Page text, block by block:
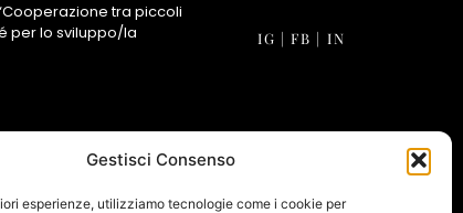
Gestisci Consenso
esperienze, utilizziamo tecnologie come i cookie per
tra piccoli
per lo sviluppo/la
IG |FB IN